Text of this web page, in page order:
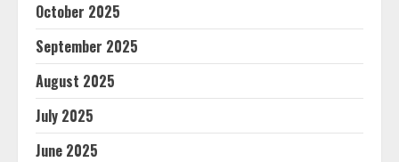
October 2025
September 2025
August 2025
July 2025
June 2025